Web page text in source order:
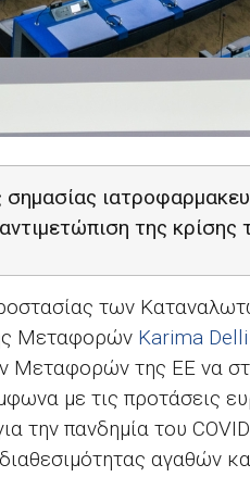
της κρίσης
των
Μεταφορών Karima Delli
Μεταφορών της ΕΕ να
με τις προτάσεις
την πανδημία του COVID
αγαθών